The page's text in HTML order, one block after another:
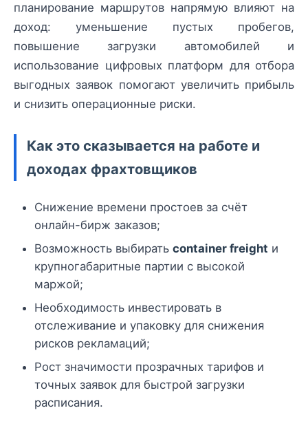
планирование маршрутов напрямую влияют на
доход: уменьшение пустых пробегов,
повышение загрузки автомобилей и
использование цифровых платформ для отбора
выгодных заявок помогают увеличить прибыль
и снизить операционные риски.
Как это сказывается на работе и
доходах фрахтовщиков
Снижение времени простоев за счёт
онлайн-бирж заказов;
Возможность выбирать container freight и
крупногабаритные партии с высокой
маржой;
Необходимость инвестировать в
отслеживание и упаковку для снижения
рисков рекламаций;
Рост значимости прозрачных тарифов и
точных заявок для быстрой загрузки
расписания.